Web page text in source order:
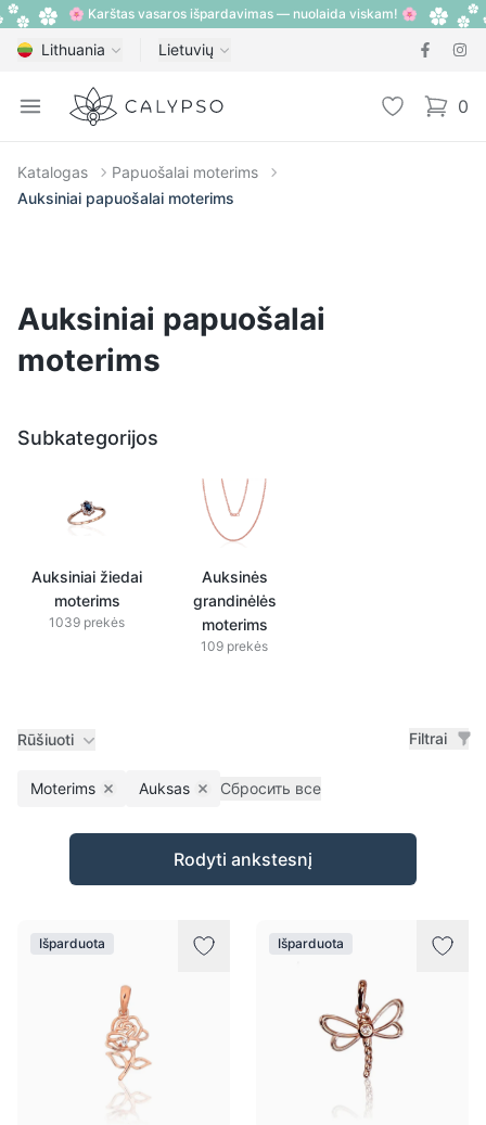
🌸 Karštas vasaros išpardavimas — nuolaida viskam! 🌸
Lithuania Lietuvių
Open menu
Calypso 0
items
Katalogas
Papuošalai moterims
Auksiniai papuošalai moterims
Auksiniai papuošalai
moterims
Subkategorijos
Auksiniai žiedai
moterims
1039 prekės
Auksinės
grandinėlės
moterims
109 prekės
Rūšiuoti Filtrai
Moterims Remove filter
Auksas Remove filter
Сбросить все
Prekės
Rodyti ankstesnį
Išparduota Išparduota